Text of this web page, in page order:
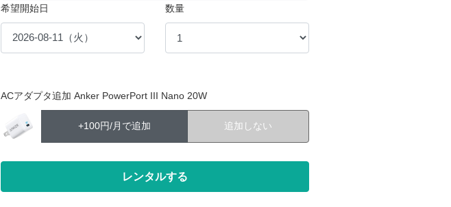
希望開始日 数量
ACアダプタ追加 Anker PowerPort III Nano 20W
+100円/月で追加 追加しない